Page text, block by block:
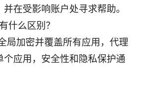
在受影响账户处寻求帮助。
什么区别？
局加密并覆盖所有应用，代理
个应用，安全性和隐私保护通